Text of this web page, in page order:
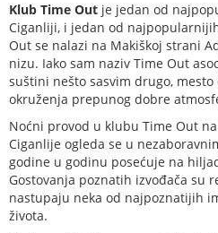
Klub Time Out je jedan od
Ciganliji, i jedan od
Out se nalazi na Makiškoj strani
nizu. Iako sam naziv Time Out
suštini nešto sasvim drugo,
okruženja prepunog dobre
Noćni provod u klubu Time Out
Ciganlije ogleda se u
godine u godinu posećuje na
Gostovanja poznatih izvođača su
nastupaju neka od najpoznatijih
života.